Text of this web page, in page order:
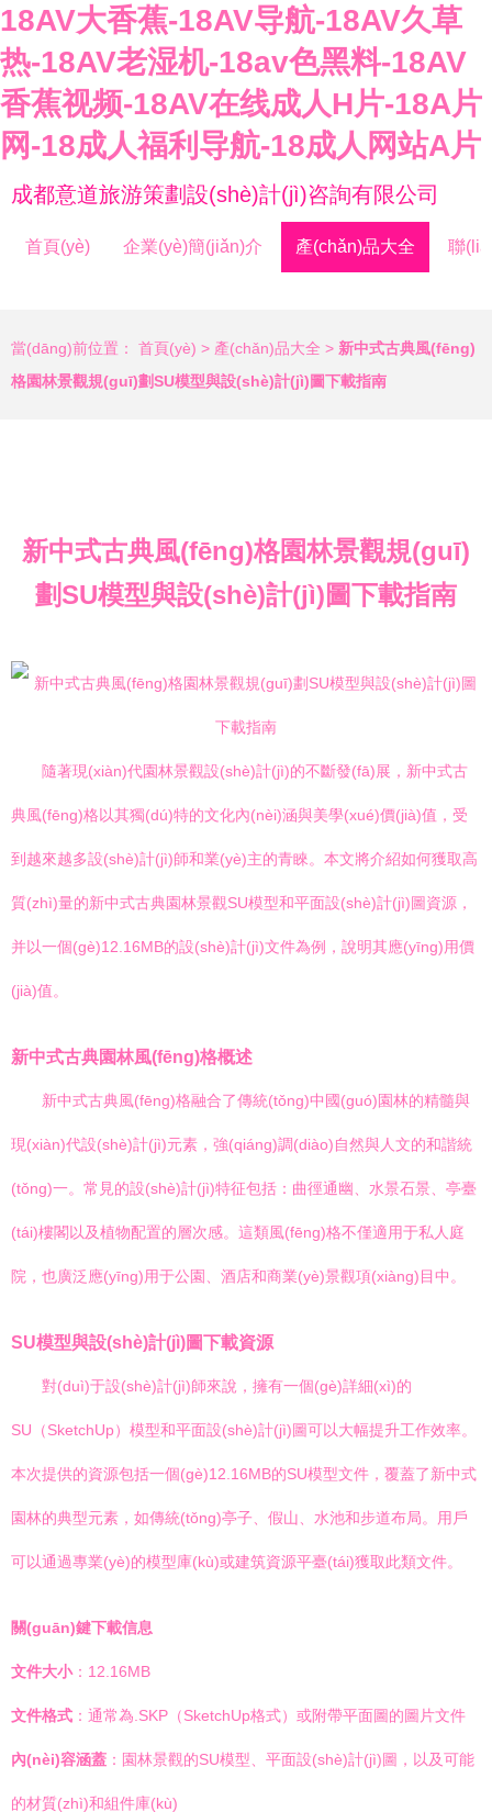
18AV大香蕉-18AV导航-18AV久草
热-18AV老湿机-18av色黑料-18AV
香蕉视频-18AV在线成人H片-18A片
网-18成人福利导航-18成人网站A片
成都意道旅游策劃設(shè)計(jì)咨詢有限公司
首頁(yè) 企業(yè)簡(jiǎn)介 產(chǎn)品大全 聯
當(dāng)前位置： 首頁(yè) > 產(chǎn)品大全 > 新中式古典風(fēng)
格園林景觀規(guī)劃SU模型與設(shè)計(jì)圖下載指南
新中式古典風(fēng)格園林景觀規(guī)
劃SU模型與設(shè)計(jì)圖下載指南
隨著現(xiàn)代園林景觀設(shè)計(jì)的不斷發(fā)展，新中式古
典風(fēng)格以其獨(dú)特的文化內(nèi)涵與美學(xué)價(jià)值，受
到越來越多設(shè)計(jì)師和業(yè)主的青睞。本文將介紹如何獲取高
質(zhì)量的新中式古典園林景觀SU模型和平面設(shè)計(jì)圖資源，
并以一個(gè)12.16MB的設(shè)計(jì)文件為例，說明其應(yīng)用價
(jià)值。
新中式古典園林風(fēng)格概述
新中式古典風(fēng)格融合了傳統(tǒng)中國(guó)園林的精髓與
現(xiàn)代設(shè)計(jì)元素，強(qiáng)調(diào)自然與人文的和諧統
(tǒng)一。常見的設(shè)計(jì)特征包括：曲徑通幽、水景石景、亭臺
(tái)樓閣以及植物配置的層次感。這類風(fēng)格不僅適用于私人庭
院，也廣泛應(yīng)用于公園、酒店和商業(yè)景觀項(xiàng)目中。
SU模型與設(shè)計(jì)圖下載資源
對(duì)于設(shè)計(jì)師來說，擁有一個(gè)詳細(xì)的
SU（SketchUp）模型和平面設(shè)計(jì)圖可以大幅提升工作效率。
本次提供的資源包括一個(gè)12.16MB的SU模型文件，覆蓋了新中式
園林的典型元素，如傳統(tǒng)亭子、假山、水池和步道布局。用戶
可以通過專業(yè)的模型庫(kù)或建筑資源平臺(tái)獲取此類文件。
關(guān)鍵下載信息
文件大小：12.16MB
文件格式 ：通常為.SKP（SketchUp格式）或附帶平面圖的圖片文件
內(nèi)容涵蓋 ：園林景觀的SU模型、平面設(shè)計(jì)圖，以及可能
的材質(zhì)和組件庫(kù)